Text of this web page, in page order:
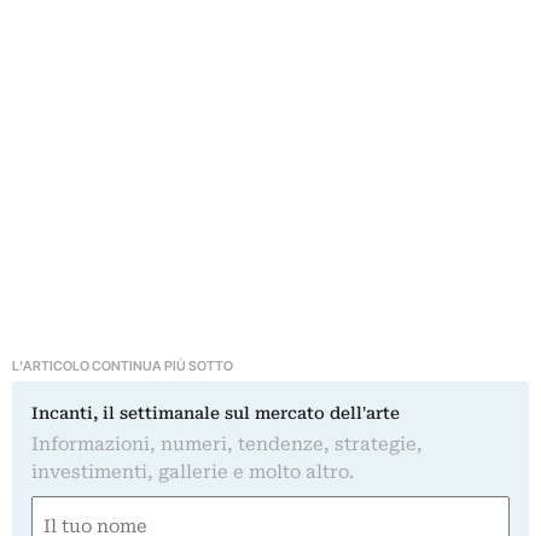
L'ARTICOLO CONTINUA PIÙ SOTTO
Incanti, il settimanale sul mercato dell'arte
Informazioni, numeri, tendenze, strategie,
investimenti, gallerie e molto altro.